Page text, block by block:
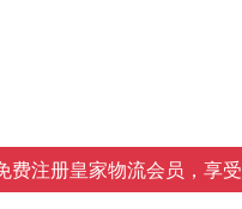
费注册皇家物流会员，享